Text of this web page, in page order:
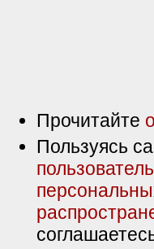
Прочитайте
Пользуясь